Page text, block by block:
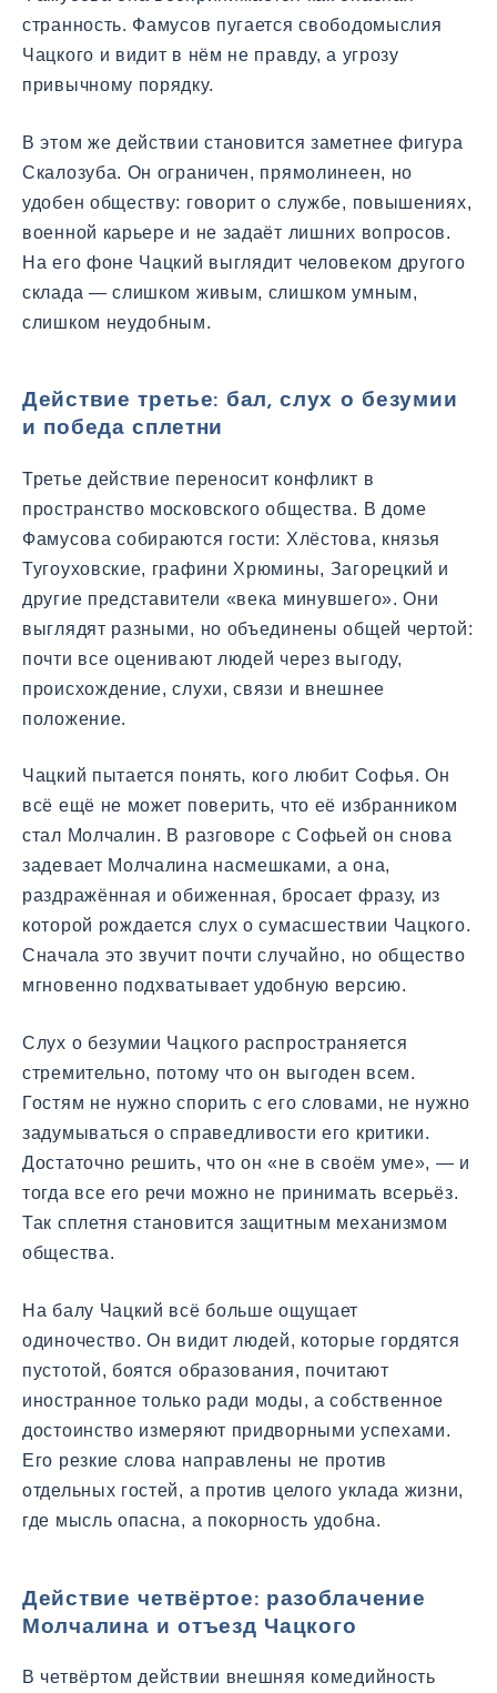
странность. Фамусов пугается свободомыслия
Чацкого и видит в нём не правду, а угрозу
привычному порядку.
В этом же действии становится заметнее фигура
Скалозуба. Он ограничен, прямолинеен, но
удобен обществу: говорит о службе, повышениях,
военной карьере и не задаёт лишних вопросов.
На его фоне Чацкий выглядит человеком другого
склада — слишком живым, слишком умным,
слишком неудобным.
Действие третье: бал, слух о безумии
и победа сплетни
Третье действие переносит конфликт в
пространство московского общества. В доме
Фамусова собираются гости: Хлёстова, князья
Тугоуховские, графини Хрюмины, Загорецкий и
другие представители «века минувшего». Они
выглядят разными, но объединены общей чертой:
почти все оценивают людей через выгоду,
происхождение, слухи, связи и внешнее
положение.
Чацкий пытается понять, кого любит Софья. Он
всё ещё не может поверить, что её избранником
стал Молчалин. В разговоре с Софьей он снова
задевает Молчалина насмешками, а она,
раздражённая и обиженная, бросает фразу, из
которой рождается слух о сумасшествии Чацкого.
Сначала это звучит почти случайно, но общество
мгновенно подхватывает удобную версию.
Слух о безумии Чацкого распространяется
стремительно, потому что он выгоден всем.
Гостям не нужно спорить с его словами, не нужно
задумываться о справедливости его критики.
Достаточно решить, что он «не в своём уме», — и
тогда все его речи можно не принимать всерьёз.
Так сплетня становится защитным механизмом
общества.
На балу Чацкий всё больше ощущает
одиночество. Он видит людей, которые гордятся
пустотой, боятся образования, почитают
иностранное только ради моды, а собственное
достоинство измеряют придворными успехами.
Его резкие слова направлены не против
отдельных гостей, а против целого уклада жизни,
где мысль опасна, а покорность удобна.
Действие четвёртое: разоблачение
Молчалина и отъезд Чацкого
В четвёртом действии внешняя комедийность